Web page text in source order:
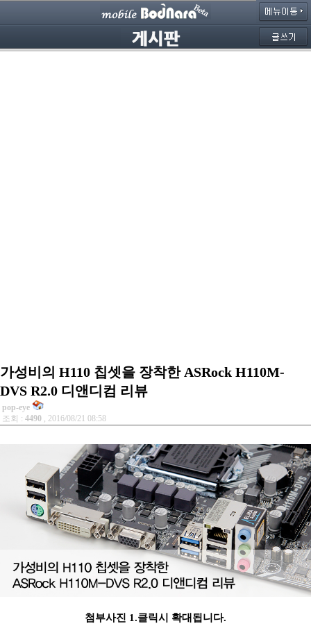
가성비의 H110 칩셋을 장착한 ASRock H110M-
DVS R2.0 디앤디컴 리뷰
pop-eye
조회 : 4490 , 2016/08/21 08:58
첨부사진 1.클릭시 확대됩니다.